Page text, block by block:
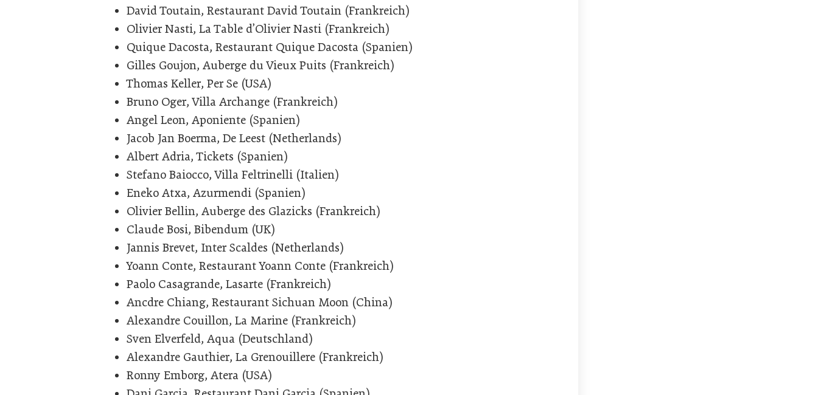
David Toutain, Restaurant David Toutain (Frankreich)
Olivier Nasti, La Table d’Olivier Nasti (Frankreich)
Quique Dacosta, Restaurant Quique Dacosta (Spanien)
Gilles Goujon, Auberge du Vieux Puits (Frankreich)
Thomas Keller, Per Se (USA)
Bruno Oger, Villa Archange (Frankreich)
Angel Leon, Aponiente (Spanien)
Jacob Jan Boerma, De Leest (Netherlands)
Albert Adria, Tickets (Spanien)
Stefano Baiocco, Villa Feltrinelli (Italien)
Eneko Atxa, Azurmendi (Spanien)
Olivier Bellin, Auberge des Glazicks (Frankreich)
Claude Bosi, Bibendum (UK)
Jannis Brevet, Inter Scaldes (Netherlands)
Yoann Conte, Restaurant Yoann Conte (Frankreich)
Paolo Casagrande, Lasarte (Frankreich)
Ancdre Chiang, Restaurant Sichuan Moon (China)
Alexandre Couillon, La Marine (Frankreich)
Sven Elverfeld, Aqua (Deutschland)
Alexandre Gauthier, La Grenouillere (Frankreich)
Ronny Emborg, Atera (USA)